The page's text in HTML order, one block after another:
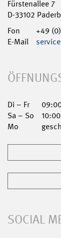
Fürstenallee 7
D-33102
Fon
+49
E-Mail
Di – Fr
Sa – So
Mo
SOCIAL